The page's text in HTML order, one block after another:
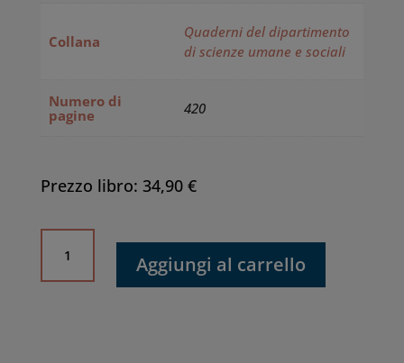
Collana
Quaderni del dipartimento
di scienze umane e sociali
Numero di
pagine
420
Prezzo libro: 34,90 €
Elementi
Aggiungi al carrello